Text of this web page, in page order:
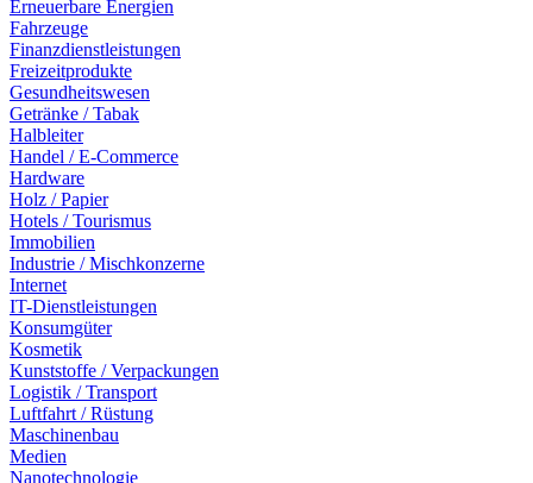
Erneuerbare Energien
Fahrzeuge
Finanzdienstleistungen
Freizeitprodukte
Gesundheitswesen
Getränke / Tabak
Halbleiter
Handel / E-Commerce
Hardware
Holz / Papier
Hotels / Tourismus
Immobilien
Industrie / Mischkonzerne
Internet
IT-Dienstleistungen
Konsumgüter
Kosmetik
Kunststoffe / Verpackungen
Logistik / Transport
Luftfahrt / Rüstung
Maschinenbau
Medien
Nanotechnologie